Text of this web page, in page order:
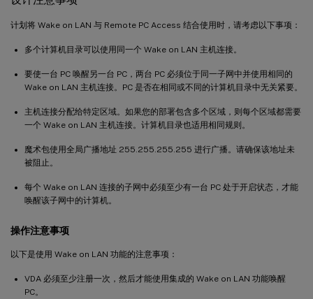
计划将 Wake on LAN 与 Remote PC Access 结合使用时，请考虑以下事项：
多个计算机目录可以使用同一个 Wake on LAN 主机连接。
要使一台 PC 唤醒另一台 PC，两台 PC 必须位于同一子网中并使用相同的
Wake on LAN 主机连接。PC 是否在相同或不同的计算机目录中无关紧要。
主机连接分配给特定区域。如果您的部署包含多个区域，则每个区域都需要
一个 Wake on LAN 主机连接。计算机目录也适用相同规则。
魔术包使用全局广播地址 255.255.255.255 进行广播。请确保该地址未
被阻止。
每个 Wake on LAN 连接的子网中必须至少有一台 PC 处于开启状态，才能
唤醒该子网中的计算机。
操作注意事项
以下是使用 Wake on LAN 功能的注意事项：
VDA 必须至少注册一次，然后才能使用集成的 Wake on LAN 功能唤醒
PC。